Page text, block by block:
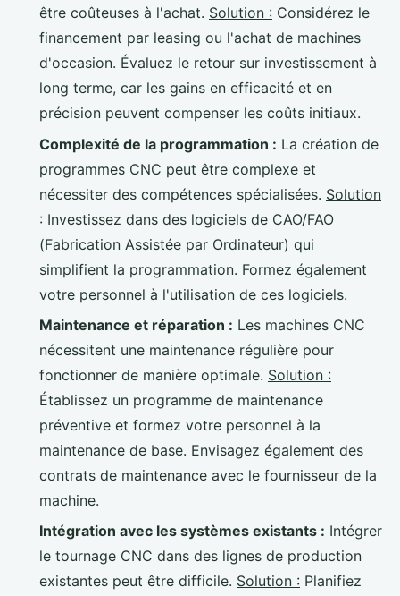
être coûteuses à l'achat. Solution : Considérez le
financement par leasing ou l'achat de machines
d'occasion. Évaluez le retour sur investissement à
long terme, car les gains en efficacité et en
précision peuvent compenser les coûts initiaux.
Complexité de la programmation : La création de
programmes CNC peut être complexe et
nécessiter des compétences spécialisées. Solution
: Investissez dans des logiciels de CAO/FAO
(Fabrication Assistée par Ordinateur) qui
simplifient la programmation. Formez également
votre personnel à l'utilisation de ces logiciels.
Maintenance et réparation : Les machines CNC
nécessitent une maintenance régulière pour
fonctionner de manière optimale. Solution :
Établissez un programme de maintenance
préventive et formez votre personnel à la
maintenance de base. Envisagez également des
contrats de maintenance avec le fournisseur de la
machine.
Intégration avec les systèmes existants : Intégrer
le tournage CNC dans des lignes de production
existantes peut être difficile. Solution : Planifiez